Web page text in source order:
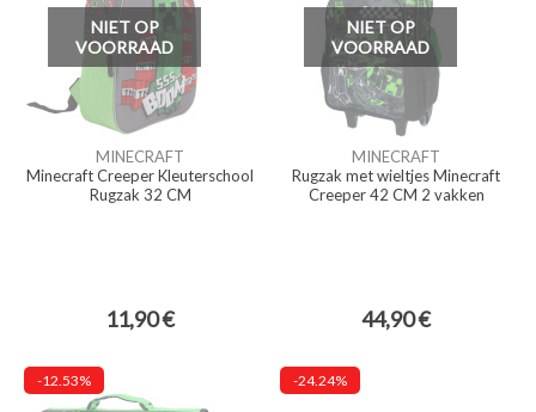
NIET OP
VOORRAAD
MINECRAFT
Minecraft Creeper Kleuterschool
Rugzak 32 CM
11,90 €
NIET OP
VOORRAAD
MINECRAFT
Rugzak met wieltjes Minecraft
Creeper 42 CM 2 vakken
44,90 €
-12.53% -24.24%